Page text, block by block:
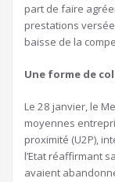
part de faire
prestations
baisse de la
Une forme de
Le 28 janvier, le
moyennes
proximité (U2P),
l’Etat réaffirmant
avaient